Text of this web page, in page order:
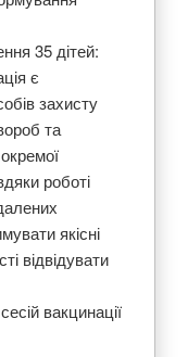
35 дітей:
є
захисту
та
роботі
якісні
відвідувати
вакцинації